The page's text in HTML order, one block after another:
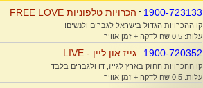
1900-723133
- הכרויות טלפוניות FREE LOVE
קו ההכרויות הגדול בישראל לגברים ולנשים!
עלות: 0.5 שח לדקה + זמן אוויר
1900-720352
- גייז און ליין - LIVE
קו ההכרויות החזק בארץ לגייז, דו ולגברים בלבד
עלות: 0.5 שח לדקה + זמן אוויר